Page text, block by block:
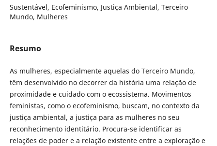
Sustentável, Ecofeminismo, Justiça Ambiental, Terceiro
Mundo, Mulheres
Resumo
As mulheres, especialmente aquelas do Terceiro Mundo,
têm desenvolvido no decorrer da história uma relação de
proximidade e cuidado com o ecossistema. Movimentos
feministas, como o ecofeminismo, buscam, no contexto da
justiça ambiental, a justiça para as mulheres no seu
reconhecimento identitário. Procura-se identificar as
relações de poder e a relação existente entre a exploração e